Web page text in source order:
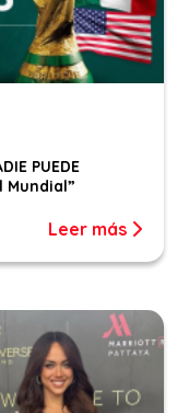
PUEDE
Mundial”
Leer más